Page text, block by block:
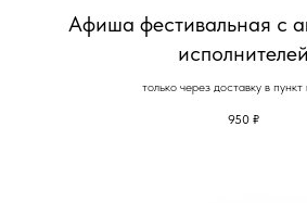
Афиша фестивальная с
исполнителей
только через доставку в
950 ₽